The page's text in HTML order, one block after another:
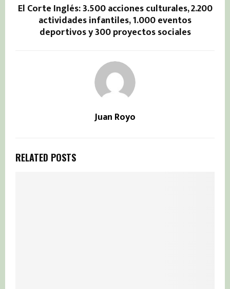
El Corte Inglés: 3.500 acciones culturales, 2.200
actividades infantiles, 1.000 eventos
deportivos y 300 proyectos sociales
Juan Royo
RELATED POSTS